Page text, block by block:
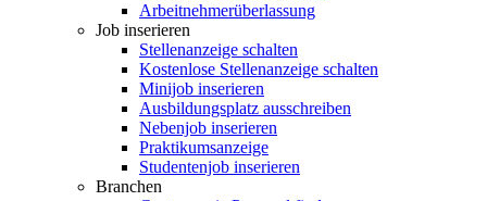
Arbeitnehmerüberlassung
Job inserieren
Stellenanzeige schalten
Kostenlose Stellenanzeige schalten
Minijob inserieren
Ausbildungsplatz ausschreiben
Nebenjob inserieren
Praktikumsanzeige
Studentenjob inserieren
Branchen